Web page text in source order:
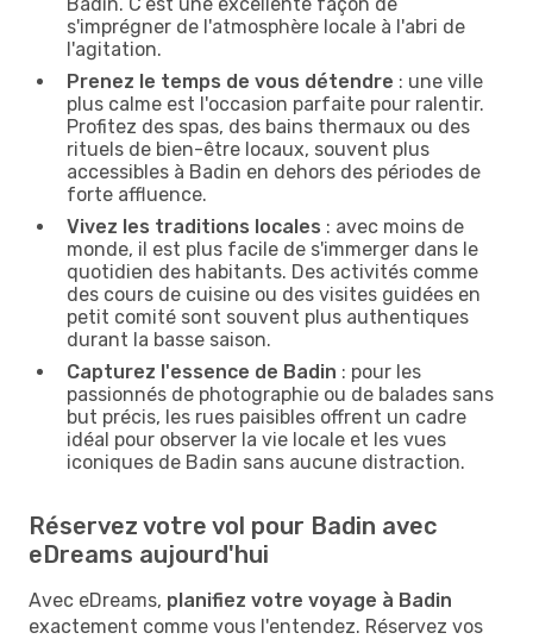
s'imprégner de l'atmosphère locale à l'abri de
l'agitation.
Prenez le temps de vous détendre : une ville
plus calme est l'occasion parfaite pour ralentir.
Profitez des spas, des bains thermaux ou des
rituels de bien-être locaux, souvent plus
accessibles à Badin en dehors des périodes de
forte affluence.
Vivez les traditions locales : avec moins de
monde, il est plus facile de s'immerger dans le
quotidien des habitants. Des activités comme
des cours de cuisine ou des visites guidées en
petit comité sont souvent plus authentiques
durant la basse saison.
Capturez l'essence de Badin : pour les
passionnés de photographie ou de balades sans
but précis, les rues paisibles offrent un cadre
idéal pour observer la vie locale et les vues
iconiques de Badin sans aucune distraction.
Réservez votre vol pour Badin avec
eDreams aujourd'hui
Avec eDreams, planifiez votre voyage à Badin
exactement comme vous l'entendez. Réservez vos